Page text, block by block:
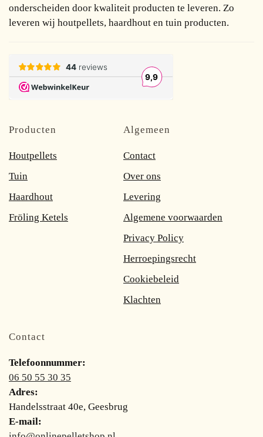
onderscheiden door kwaliteit producten te leveren. Zo
leveren wij houtpellets, haardhout en tuin producten.
Producten
Houtpellets
Tuin
Haardhout
Fröling Ketels
Algemeen
Contact
Over ons
Levering
Algemene voorwaarden
Privacy Policy
Herroepingsrecht
Cookiebeleid
Klachten
Contact
Telefoonnummer:
06 50 55 30 35
Adres:
Handelsstraat 40e, Geesbrug
E-mail: